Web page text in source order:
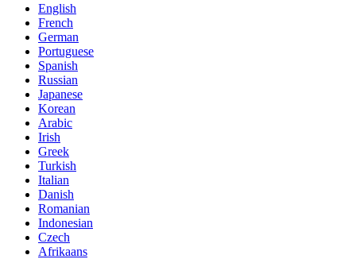
English
French
German
Portuguese
Spanish
Russian
Japanese
Korean
Arabic
Irish
Greek
Turkish
Italian
Danish
Romanian
Indonesian
Czech
Afrikaans